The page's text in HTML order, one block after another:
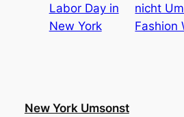
Labor Day in
New York
nicht
Fashion
New York Umsonst